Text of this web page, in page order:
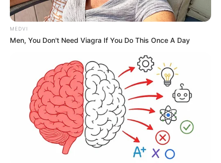
MEDVI
Men, You Don't Need Viagra If You Do This Once A Day